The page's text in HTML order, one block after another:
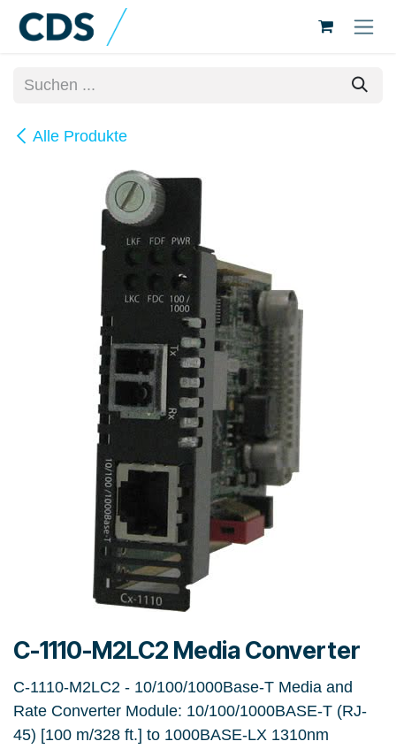
Zum Inhalt springen
Alle Produkte
C-1110-M2LC2 Media Converter
C-1110-M2LC2 - 10/100/1000Base-T Media and
Rate Converter Module: 10/100/1000BASE-T (RJ-
45) [100 m/328 ft.] to 1000BASE-LX 1310nm